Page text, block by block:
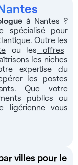
à Nantes ?
spécialisé pour
Outre les
ou les
offres
les niches
expertise du
les postes
Que votre
publics ou
ligérienne vous
villes pour le